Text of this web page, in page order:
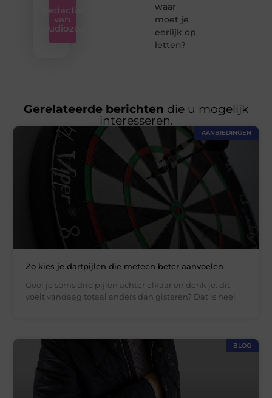
Redactie
van
Studiozoe
waar
moet je
eerlijk op
letten?
Gerelateerde berichten die u mogelijk
interesseren.
AANBIEDINGEN
Zo kies je dartpijlen die meteen beter aanvoelen
Gooi je soms drie pijlen achter elkaar en denk je: dit
voelt vandaag totaal anders dan gisteren? Dat is heel
BLOG